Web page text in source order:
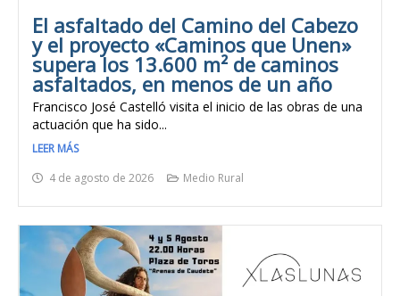
El asfaltado del Camino del Cabezo
y el proyecto «Caminos que Unen»
supera los 13.600 m² de caminos
asfaltados, en menos de un año
Francisco José Castelló visita el inicio de las obras de una
actuación que ha sido...
LEER MÁS
4 de agosto de 2026
Medio Rural